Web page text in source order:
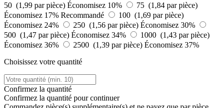
50 (1,99 par pièce) Économisez 10%
75 (1,84 par pièce)
Économisez 17% Recommandé
100 (1,69 par pièce)
Économisez 24%
250 (1,56 par pièce) Économisez 30%
500 (1,47 par pièce) Économisez 34%
1000 (1,43 par pièce)
Économisez 36%
2500 (1,39 par pièce) Économisez 37%
Choisissez votre quantité
Confirmez la quantité
Confirmez la quantité pour continuer